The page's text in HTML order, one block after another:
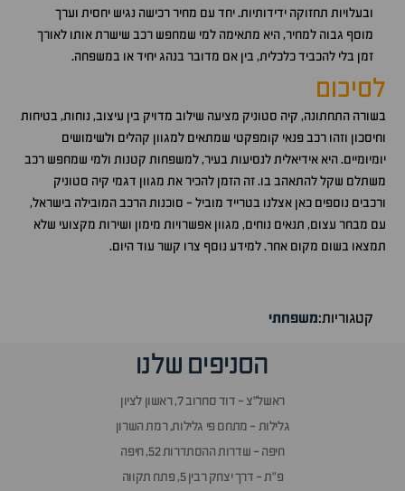
ובעלויות תחזוקה ידידותיות. יחד עם מחיר רכישה נגיש יחסית וערך
מוסף גבוה למחיר, היא מתאימה למי שמחפש רכב שישרת אותו לאורך
זמן בלי להכביד כלכלית, בין אם מדובר בנהג יחיד או במשפחה.
לסיכום
בשורה התחתונה, קיה סטוניק מציעה שילוב מדויק בין עיצוב, נוחות, בטיחות
וחיסכון וזהו רכב פנאי קומפקטי שמתאים למגוון קהלים ולשימושים
יומיומיים. היא אידיאלית לנסיעות בעיר, למשפחות קטנות ולמי שמחפש רכב
משתלם שקל להתאהב בו. זה הזמן להכיר את מגוון דגמי קיה סטוניק
ורכבים נוספים כאן אצלנו בטרייד מוביל - סוכנות הרכב המובילה בישראל,
עם מבחר עצום, תנאים נוחים, מגוון אפשרויות מימון ושירות מקצועי שלא
תמצאו בשום מקום אחר. למידע נוסף צרו קשר עוד היום.
קטגוריות:משפחתי
הסניפים שלנו
ראשל״צ - דוד סחרוב 7, ראשון לציון
גלילות - מתחם פי גלילות, רמת השרון
חיפה - שדרות ההסתדרות 52, חיפה
פ״ת - דרך יצחק רבין 5, פתח תקווה